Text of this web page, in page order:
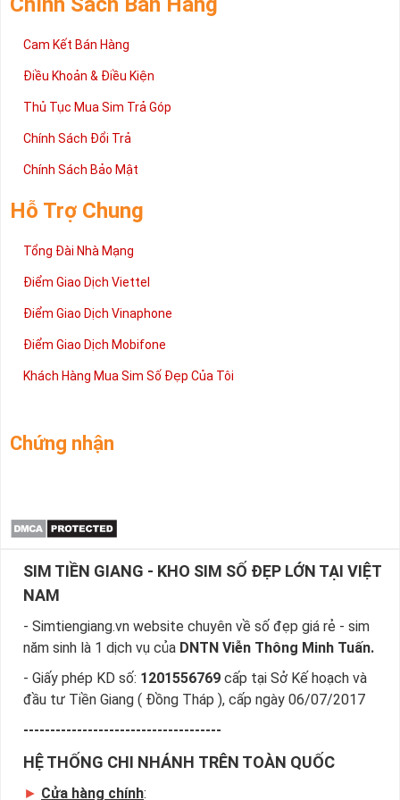
Cam Kết Bán Hàng
Điều Khoản & Điều Kiện
Thủ Tục Mua Sim Trả Góp
Chính Sách Đổi Trả
Chính Sách Bảo Mật
Hỗ Trợ Chung
Tổng Đài Nhà Mạng
Điểm Giao Dịch Viettel
Điểm Giao Dịch Vinaphone
Điểm Giao Dịch Mobifone
Khách Hàng Mua Sim Số Đẹp Của Tôi
Chứng nhận
SIM TIỀN GIANG - KHO SIM SỐ ĐẸP LỚN TẠI VIỆT
NAM
- Simtiengiang.vn website chuyên về số đẹp giá rẻ - sim
năm sinh là 1 dịch vụ của DNTN Viễn Thông Minh Tuấn.
- Giấy phép KD số: 1201556769 cấp tại Sở Kế hoạch và
đầu tư Tiền Giang ( Đồng Tháp ), cấp ngày 06/07/2017
-------------------------------------
HỆ THỐNG CHI NHÁNH TRÊN TOÀN QUỐC
► Cửa hàng chính: